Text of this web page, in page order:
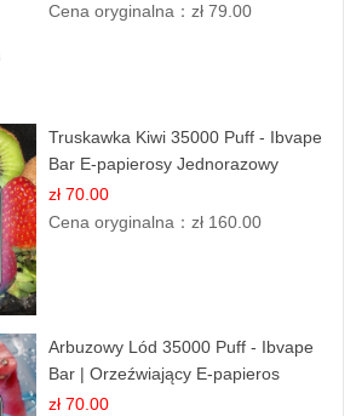
Cena oryginalna：zł 79.00
Truskawka Kiwi 35000 Puff - Ibvape
Bar E-papierosy Jednorazowy
zł 70.00
Cena oryginalna：zł 160.00
Arbuzowy Lód 35000 Puff - Ibvape
Bar | Orzeźwiający E-papieros
Jednorazowy
zł 70.00